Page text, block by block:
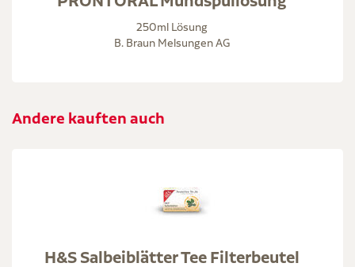
250ml Lösung
B. Braun Melsungen AG
Andere kauften auch
H&S Salbeiblätter Tee Filterbeutel